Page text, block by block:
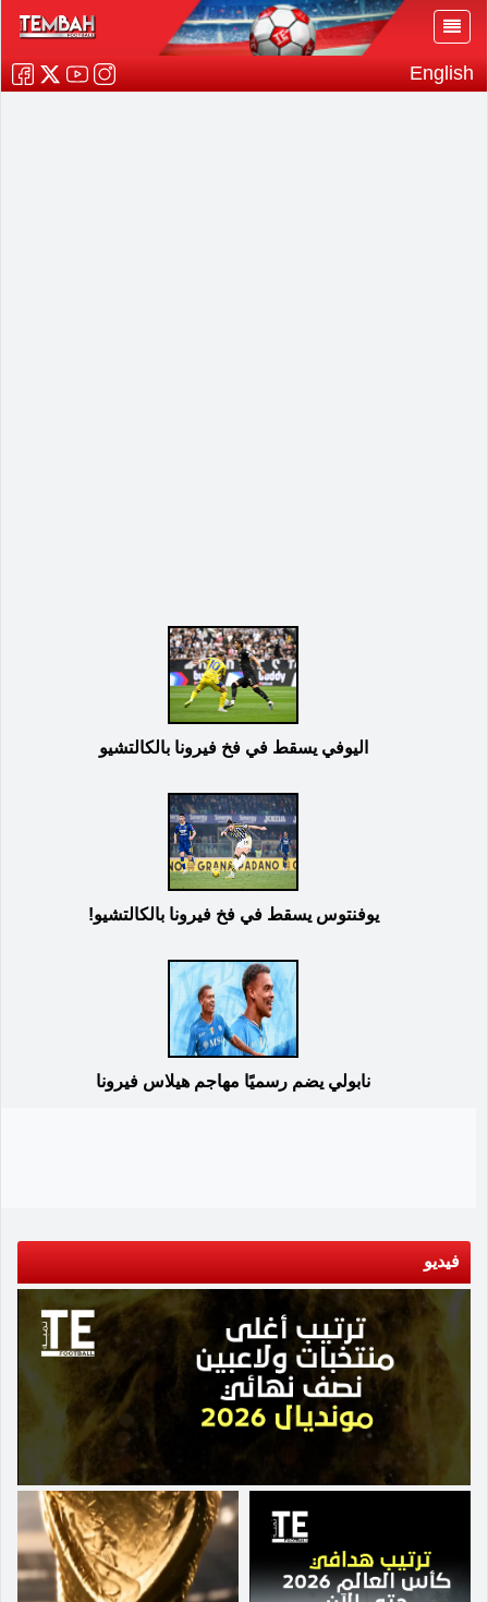
English
اليوفي يسقط في فخ فيرونا بالكالتشيو
يوفنتوس يسقط في فخ فيرونا بالكالتشيو!
نابولي يضم رسميًا مهاجم هيلاس فيرونا
فيديو